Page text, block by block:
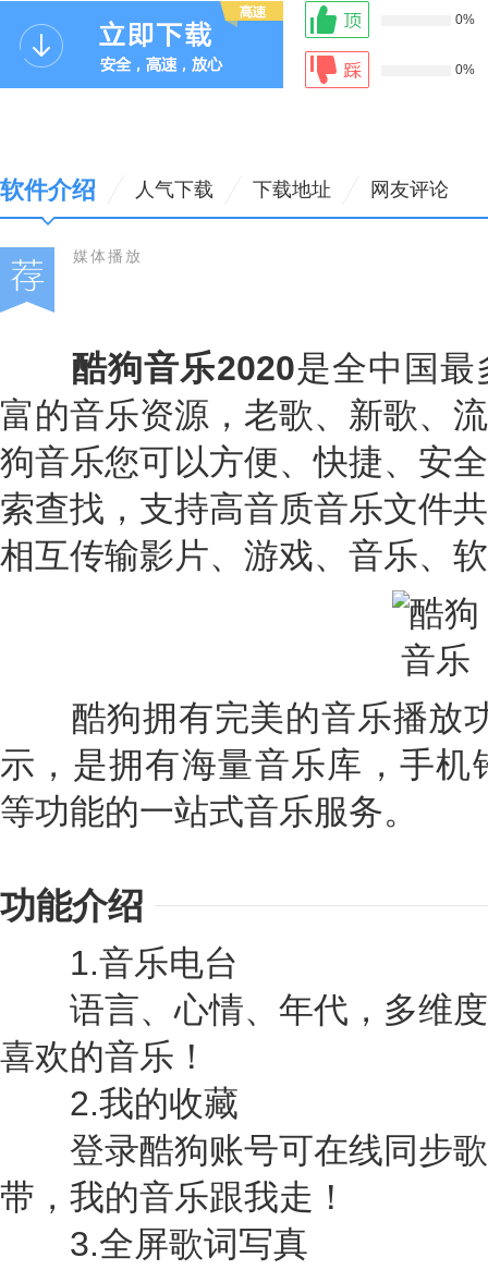
0%
0%
软件介绍 人气下载 下载地址 网友评论
媒体播放
酷狗音乐2020是全中国
富的音乐资源，老歌、新歌、
狗音乐您可以方便、快捷、安
索查找，支持高音质音乐文件
相互传输影片、游戏、音乐、
酷狗拥有完美的音乐播放
示，是拥有海量音乐库，手
等功能的一站式音乐服务。
功能介绍
1.音乐电台
语言、心情、年代，多维度
喜欢的音乐！
2.我的收藏
登录酷狗账号可在线同步歌
带，我的音乐跟我走！
3.全屏歌词写真